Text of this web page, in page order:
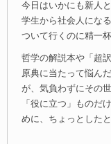
今日はいかにも新人
学生から社会人にな
ついて行くのに精一
哲学の解説本や「超
原典に当たって悩ん
が、気負わずにその
「役に立つ」ものだ
めに、ちょっとした